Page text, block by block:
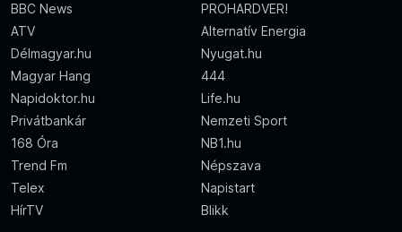
BBC News
PROHARDVER!
ATV
Alternatív Energia
Délmagyar.hu
Nyugat.hu
Magyar Hang
444
Napidoktor.hu
Life.hu
Privátbankár
Nemzeti Sport
168 Óra
NB1.hu
Trend Fm
Népszava
Telex
Napistart
HírTV
Blikk